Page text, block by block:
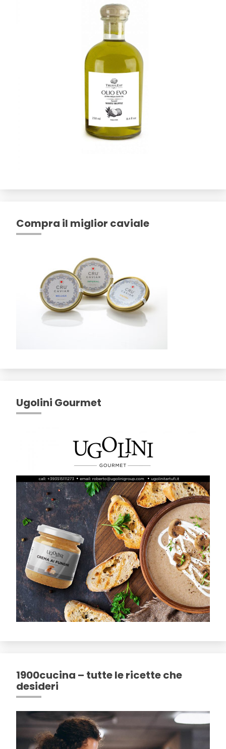
Compra il miglior caviale
Ugolini Gourmet
1900cucina – tutte le ricette che
desideri